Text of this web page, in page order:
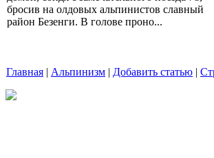
бросив на олдовых альпинистов славный
район Безенги. В голове проно...
Главная | Альпинизм | Добавить статью |